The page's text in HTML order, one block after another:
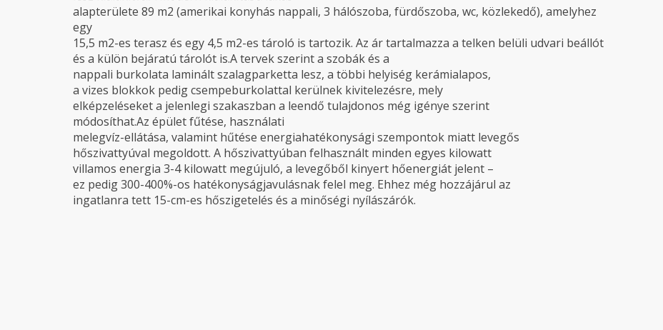
alapterülete 89 m2 (amerikai konyhás nappali, 3 hálószoba, fürdőszoba, wc, közlekedő), amelyhez
egy
15,5 m2-es terasz és egy 4,5 m2-es tároló is tartozik. Az ár tartalmazza a telken belüli udvari beállót
és a külön bejáratú tárolót is.A tervek szerint a szobák és a
nappali burkolata laminált szalagparketta lesz, a többi helyiség kerámialapos,
a vizes blokkok pedig csempeburkolattal kerülnek kivitelezésre, mely
elképzeléseket a jelenlegi szakaszban a leendő tulajdonos még igénye szerint
módosíthat.Az épület fűtése, használati
melegvíz-ellátása, valamint hűtése energiahatékonysági szempontok miatt levegős
hőszivattyúval megoldott. A hőszivattyúban felhasznált minden egyes kilowatt
villamos energia 3-4 kilowatt megújuló, a levegőből kinyert hőenergiát jelent –
ez pedig 300-400%-os hatékonyságjavulásnak felel meg. Ehhez még hozzájárul az
ingatlanra tett 15-cm-es hőszigetelés és a minőségi nyílászárók.